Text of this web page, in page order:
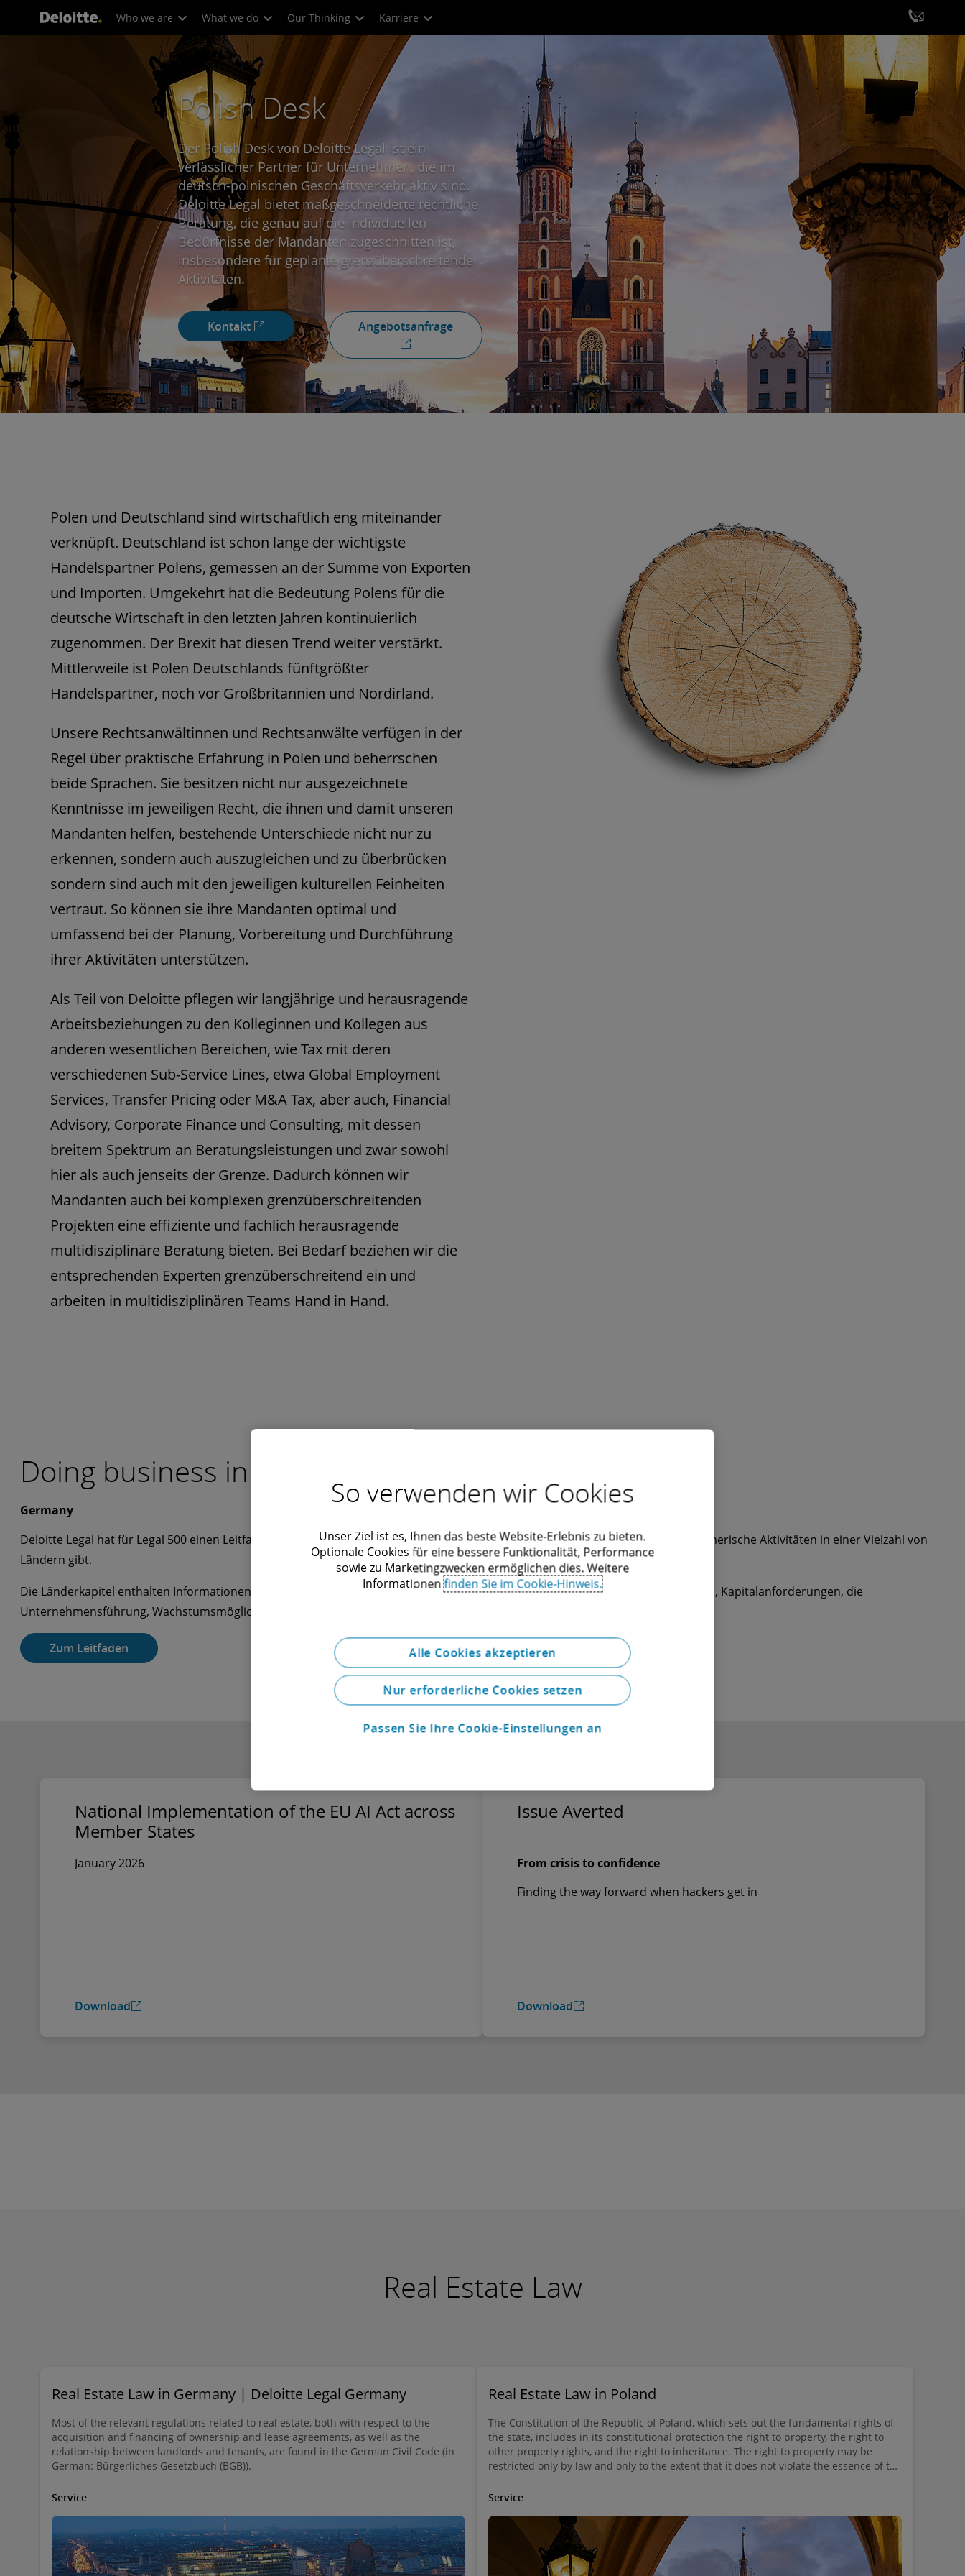
Who we are What we do Our Thinking Karriere
English German
Polish Desk
Der Polish Desk von Deloitte Legal ist ein
verlässlicher Partner für Unternehmen, die im
deutsch-polnischen Geschäftsverkehr aktiv sind.
Deloitte Legal bietet maßgeschneiderte rechtliche
Beratung, die genau auf die individuellen
Bedürfnisse der Mandanten zugeschnitten ist,
insbesondere für geplante grenzüberschreitende
Aktivitäten.
Kontakt Angebotsanfrage
Polen und Deutschland sind wirtschaftlich eng miteinander
verknüpft. Deutschland ist schon lange der wichtigste
Handelspartner Polens, gemessen an der Summe von Exporten
und Importen. Umgekehrt hat die Bedeutung Polens für die
deutsche Wirtschaft in den letzten Jahren kontinuierlich
zugenommen. Der Brexit hat diesen Trend weiter verstärkt.
Mittlerweile ist Polen Deutschlands fünftgrößter
Handelspartner, noch vor Großbritannien und Nordirland.
Unsere Rechtsanwältinnen und Rechtsanwälte verfügen in der
Regel über praktische Erfahrung in Polen und beherrschen
beide Sprachen. Sie besitzen nicht nur ausgezeichnete
Kenntnisse im jeweiligen Recht, die ihnen und damit unseren
Mandanten helfen, bestehende Unterschiede nicht nur zu
erkennen, sondern auch auszugleichen und zu überbrücken
sondern sind auch mit den jeweiligen kulturellen Feinheiten
vertraut. So können sie ihre Mandanten optimal und
umfassend bei der Planung, Vorbereitung und Durchführung
ihrer Aktivitäten unterstützen.
Als Teil von Deloitte pflegen wir langjährige und herausragende
Arbeitsbeziehungen zu den Kolleginnen und Kollegen aus
anderen wesentlichen Bereichen, wie Tax mit deren
verschiedenen Sub-Service Lines, etwa Global Employment
Services, Transfer Pricing oder M&A Tax, aber auch, Financial
Advisory, Corporate Finance und Consulting, mit dessen
breitem Spektrum an Beratungsleistungen und zwar sowohl
hier als auch jenseits der Grenze. Dadurch können wir
Mandanten auch bei komplexen grenzüberschreitenden
Projekten eine effiziente und fachlich herausragende
multidisziplinäre Beratung bieten. Bei Bedarf beziehen wir die
entsprechenden Experten grenzüberschreitend ein und
arbeiten in multidisziplinären Teams Hand in Hand.
Doing business in...
Germany
Deloitte Legal hat für Legal 500 einen Leitfaden erstellt, der einen Überblick über die Gesetze und Vorschriften für die unternehmerische Aktivitäten in einer Vielzahl von
Ländern gibt.
Die Länderkapitel enthalten Informationen über das Rechtssystem, die Rechtsformen, in denen Unternehmen betrieben werden, Kapitalanforderungen, die
Unternehmensführung, Wachstumsmöglichkeiten, Corporate Governance, Arbeitsrecht und vieles mehr.
Zum Leitfaden
National Implementation of the EU AI Act across
Member States
January 2026
Download
Issue Averted
From crisis to confidence
Finding the way forward when hackers get in
Download
Real Estate Law
Real Estate Law in Germany | Deloitte Legal Germany
Most of the relevant regulations related to real estate, both with respect to the
acquisition and financing of ownership and lease agreements, as well as the
relationship between landlords and tenants, are found in the German Civil Code (in
German: Bürgerliches Gesetzbuch (BGB)).
Service
Real Estate Law in Poland
The Constitution of the Republic of Poland, which sets out the fundamental rights of
the state, includes in its constitutional protection the right to property, the right to
other property rights, and the right to inheritance. The right to property may be
restricted only by law and only to the extent that it does not violate the essence of the
irrespective of their nationality and by legal persons under private law, including
Service
So verwenden wir Cookies
Unser Ziel ist es, Ihnen das beste Website-Erlebnis zu bieten.
Optionale Cookies für eine bessere Funktionalität, Performance
sowie zu Marketingzwecken ermöglichen dies. Weitere
Informationenfinden Sie im Cookie-Hinweis.
Alle Cookies akzeptieren
Nur erforderliche Cookies setzen
Passen Sie Ihre Cookie-Einstellungen an